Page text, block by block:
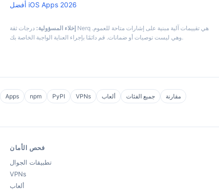
أفضل iOS Apps 2026
إخلاء المسؤولية: درجات ثقة Nerq هي تقييمات آلية مبنية على إشارات متاحة للعموم.
وهي ليست توصيات أو ضمانات. قم دائمًا بإجراء العناية الواجبة الخاصة بك.
Apps npm PyPI VPNs ألعاب جميع الفئات مقارنة
فحص الأمان
تطبيقات الجوال
VPNs
ألعاب